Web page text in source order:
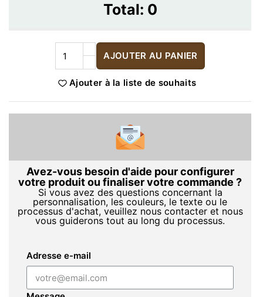
Total: 0
AJOUTER AU PANIER
Ajouter à la liste de souhaits
Avez-vous besoin d'aide pour configurer
votre produit ou finaliser votre commande ?
Si vous avez des questions concernant la
personnalisation, les couleurs, le texte ou le
processus d'achat, veuillez nous contacter et nous
vous guiderons tout au long du processus.
Adresse e-mail